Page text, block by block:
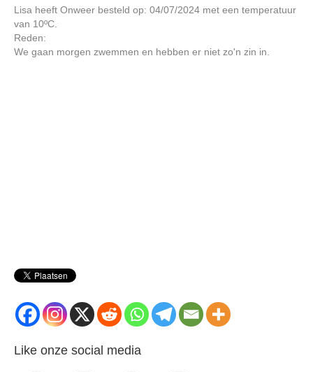
Lisa heeft Onweer besteld op: 04/07/2024 met een temperatuur
van 10ºC.
Reden:
We gaan morgen zwemmen en hebben er niet zo'n zin in.
Like onze social media